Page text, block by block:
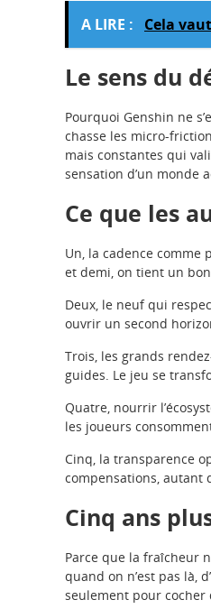
A LIRE : Cela
Le sens du
Pourquoi Genshin ne
chasse les micro-
mais constantes qui
sensation d’un monde
Ce que les
Un, la cadence comme
et demi, on tient un
Deux, le neuf qui
ouvrir un second
Trois, les grands
guides. Le jeu se
Quatre, nourrir
les joueurs
Cinq, la transparence
compensations, autant
Cinq ans
Parce que la fraîcheur
quand on n’est pas là,
seulement pour cocher